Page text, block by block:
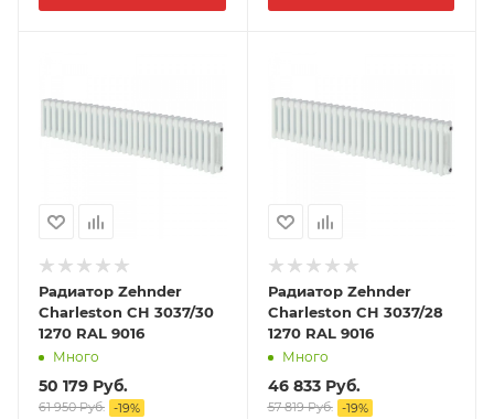
Радиатор Zehnder
Charleston CH 3037/30
1270 RAL 9016
Много
50 179 Руб.
61 950Руб. -19%
Радиатор Zehnder
Charleston CH 3037/28
1270 RAL 9016
Много
46 833Руб.
57 819Руб. -19%